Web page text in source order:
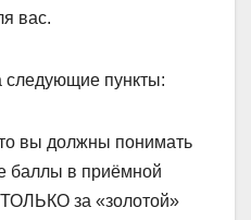
вас.
следующие пункты:
вы должны понимать
баллы в приёмной
за «золотой»